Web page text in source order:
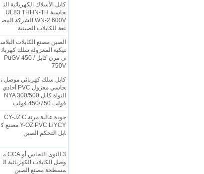
كابل الأسلاك الكهربائية الن
حاسية UL83 THHN-TH
WN-2 600V الشركة المص
نعة للكابلات الصينية
الصين مصنع الكابلات البلاس
تيكية المعزولة سلك كهربائ
ي مرن كابل PuGV 450 /
750V
كابل سلك كهربائي موصل ن
حاسي معزول PVC أحادي
النواة كابل NYA 300/500
فولت 450/750 فولت
جودة عالية مرنة CY-JZ C
Y-OZ PVC LiYCY مصنع ك
ابل التحكم الصين
3 النوى النحاس أو CCA م
وصل الكابلات الكهربائية ال
مسطحة مصنع الصين